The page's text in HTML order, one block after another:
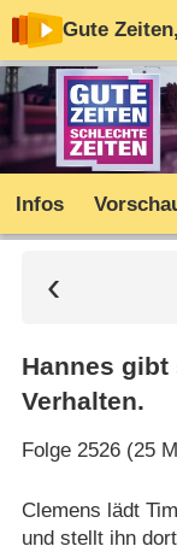
Gute
Infos
Hannes
Verhalten.
Folge 2526 (25
Clemens lädt
und stellt ihn